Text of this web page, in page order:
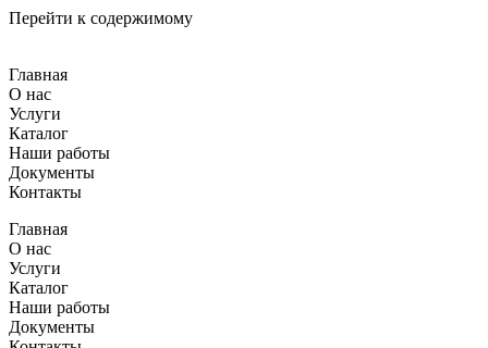
Перейти к содержимому
Главная
О нас
Услуги
Каталог
Наши работы
Документы
Контакты
Главная
О нас
Услуги
Каталог
Наши работы
Документы